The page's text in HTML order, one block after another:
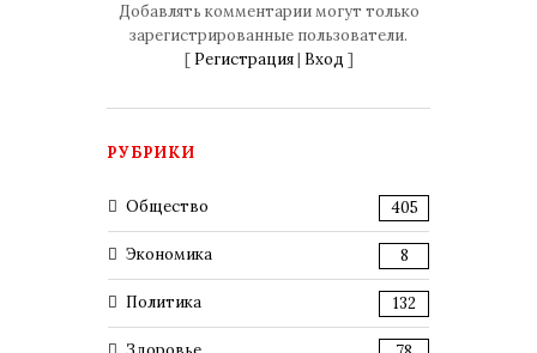
Добавлять комментарии могут только
зарегистрированные пользователи.
[ Регистрация| Вход ]
РУБРИКИ
Общество 405
Экономика 8
Политика 132